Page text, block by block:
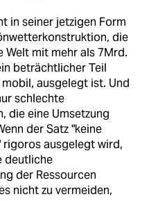
in seiner jetzigen Form
die
Welt mit mehr als 7Mrd.
beträchtlicher Teil
ausgelegt ist. Und
schlechte
die eine Umsetzung
der Satz "keine
rigoros ausgelegt wird,
deutliche
der Ressourcen
nicht zu vermeiden,